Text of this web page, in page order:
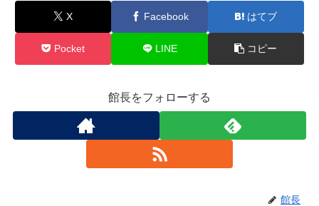
X Facebook はてブ
Pocket LINE コピー
館長をフォローする
館長